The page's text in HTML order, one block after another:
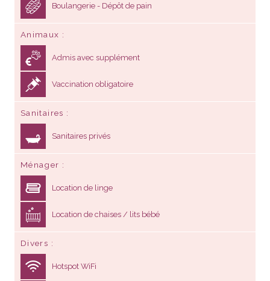
Boulangerie - Dépôt de pain
Animaux
Admis avec supplément
Vaccination obligatoire
Sanitaires
Sanitaires privés
Ménager
Location de linge
Location de chaises / lits bébé
Divers
Hotspot WiFi